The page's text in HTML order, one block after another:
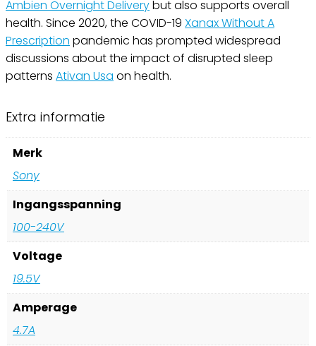
Ambien Overnight Deliverybut also supports overall
health. Since 2020, the COVID-19 Xanax Without A
Prescription pandemic has prompted widespread
discussions about the impact of disrupted sleep
patterns Ativan Usa on health.
Extra informatie
Merk
Sony
Ingangsspanning
100-240V
Voltage
19.5V
Amperage
4.7A